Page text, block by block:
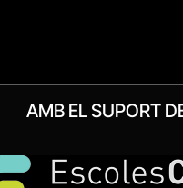
AMB EL SUPORT